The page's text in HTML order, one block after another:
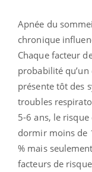
Apnée du
chronique
Chaque facteur
probabilité qu’un
présente tôt des
troubles
5-6 ans, le risque
dormir moins de
% mais
facteurs de